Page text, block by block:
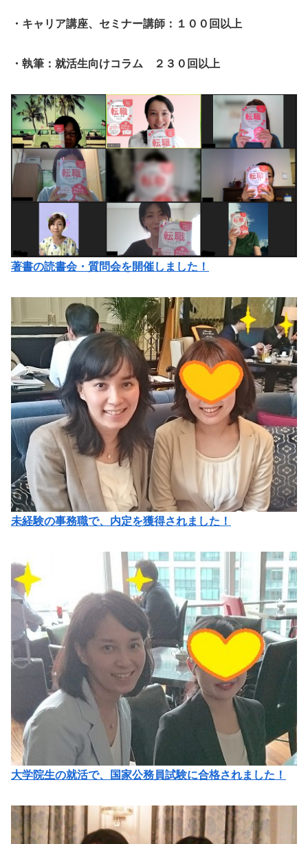
・キャリア講座、セミナー講師：１００回以上
・執筆：就活生向けコラム ２３０回以上
著書の読書会・質問会を開催しました！
未経験の事務職で、内定を獲得されました！
大学院生の就活で、国家公務員試験に合格されました！